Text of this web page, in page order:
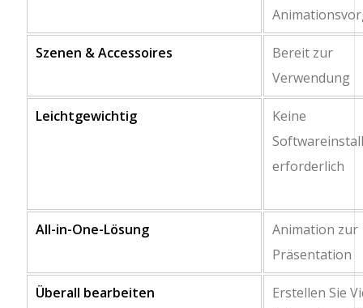
Szenen & Accessoires
Bereit zur
Verwendung
Leichtgewichtig
Keine
erforderlich
All-in-One-Lösung
Animation zur
Präsentation
Überall bearbeiten
Erstellen Sie